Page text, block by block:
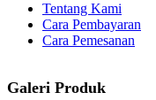
Tentang Kami
Cara Pembayaran
Cara Pemesanan
Galeri Produk